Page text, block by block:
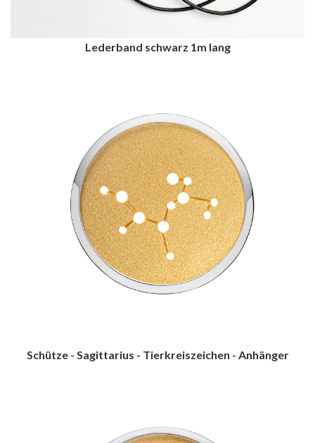
Lederband schwarz 1m lang
Schütze - Sagittarius - Tierkreiszeichen - Anhänger